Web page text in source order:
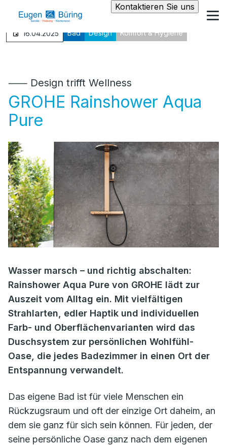
Kontaktieren Sie uns
16.04.2025 Bad Design Komfort & Hygiene
⸺ Design trifft Wellness
GROHE Rainshower Aqua
Pure
Wasser marsch – und richtig abschalten:
Rainshower Aqua Pure von GROHE lädt zur
Auszeit vom Alltag ein. Mit vielfältigen
Strahlarten, edler Haptik und individuellen
Farb- und Oberflächenvarianten wird das
Duschsystem zur persönlichen Wohlfühl-
Oase, die jedes Badezimmer in einen Ort der
Entspannung verwandelt.
Das eigene Bad ist für viele Menschen ein
Rückzugsraum und oft der einzige Ort daheim, an
dem sie ganz für sich sein können. Für jeden, der
seine persönliche Oase ganz nach dem eigenen